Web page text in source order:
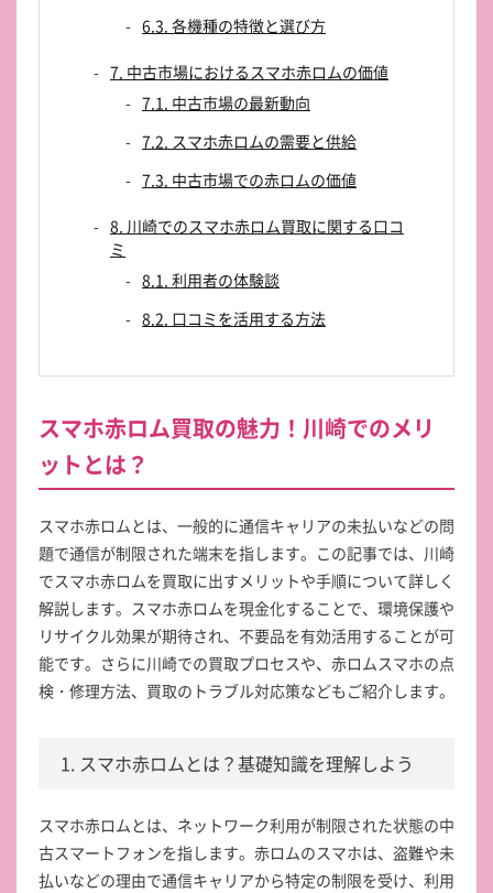
6.3. 各機種の特徴と選び方
7. 中古市場におけるスマホ赤ロムの価値
7.1. 中古市場の最新動向
7.2. スマホ赤ロムの需要と供給
7.3. 中古市場での赤ロムの価値
8. 川崎でのスマホ赤ロム買取に関する口コ
ミ
8.1. 利用者の体験談
8.2. 口コミを活用する方法
スマホ赤ロム買取の魅力！川崎でのメリ
ットとは？
スマホ赤ロムとは、一般的に通信キャリアの未払いなどの問
題で通信が制限された端末を指します。この記事では、川崎
でスマホ赤ロムを買取に出すメリットや手順について詳しく
解説します。スマホ赤ロムを現金化することで、環境保護や
リサイクル効果が期待され、不要品を有効活用することが可
能です。さらに川崎での買取プロセスや、赤ロムスマホの点
検・修理方法、買取のトラブル対応策などもご紹介します。
1. スマホ赤ロムとは？基礎知識を理解しよう
スマホ赤ロムとは、ネットワーク利用が制限された状態の中
古スマートフォンを指します。赤ロムのスマホは、盗難や未
払いなどの理由で通信キャリアから特定の制限を受け、利用